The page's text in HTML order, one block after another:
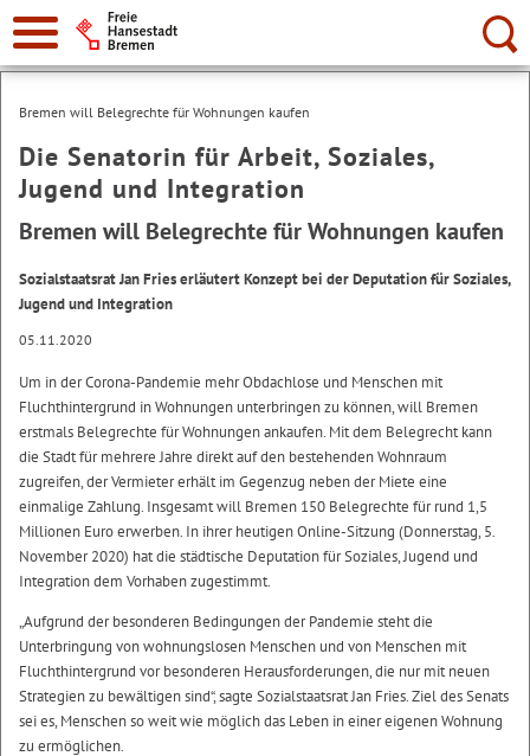
Suche:
Bremen will Belegrechte für Wohnungen kaufen
Die Senatorin für Arbeit, Soziales,
Jugend und Integration
Bremen will Belegrechte für Wohnungen kaufen
Sozialstaatsrat Jan Fries erläutert Konzept bei der Deputation für Soziales,
Jugend und Integration
05.11.2020
Um in der Corona-Pandemie mehr Obdachlose und Menschen mit
Fluchthintergrund in Wohnungen unterbringen zu können, will Bremen
erstmals Belegrechte für Wohnungen ankaufen. Mit dem Belegrecht kann
die Stadt für mehrere Jahre direkt auf den bestehenden Wohnraum
zugreifen, der Vermieter erhält im Gegenzug neben der Miete eine
einmalige Zahlung. Insgesamt will Bremen 150 Belegrechte für rund 1,5
Millionen Euro erwerben. In ihrer heutigen Online-Sitzung (Donnerstag, 5.
November 2020) hat die städtische Deputation für Soziales, Jugend und
Integration dem Vorhaben zugestimmt.
„Aufgrund der besonderen Bedingungen der Pandemie steht die
Unterbringung von wohnungslosen Menschen und von Menschen mit
Fluchthintergrund vor besonderen Herausforderungen, die nur mit neuen
Strategien zu bewältigen sind“, sagte Sozialstaatsrat Jan Fries. Ziel des Senats
sei es, Menschen so weit wie möglich das Leben in einer eigenen Wohnung
zu ermöglichen.